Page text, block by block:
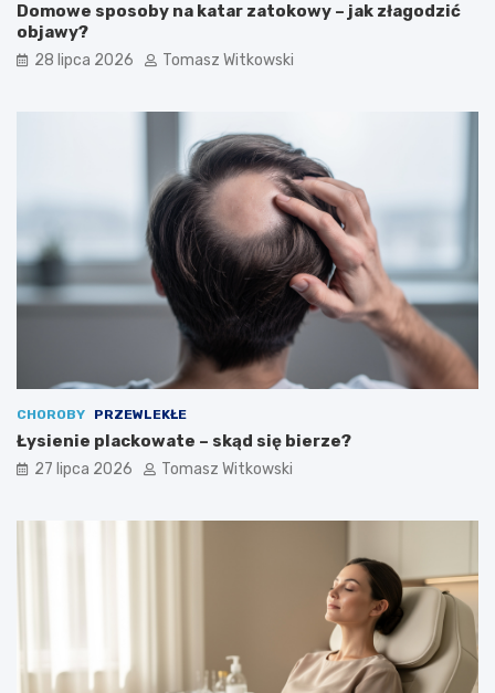
Domowe sposoby na katar zatokowy – jak złagodzić
objawy?
28 lipca 2026 Tomasz Witkowski
CHOROBY PRZEWLEKŁE
Łysienie plackowate – skąd się bierze?
27 lipca 2026 Tomasz Witkowski